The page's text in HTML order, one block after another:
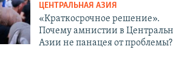
ЦЕНТРАЛЬНАЯ АЗИЯ
«Краткосрочное решение».
Почему амнистии в
Азии не панацея от проблемы?